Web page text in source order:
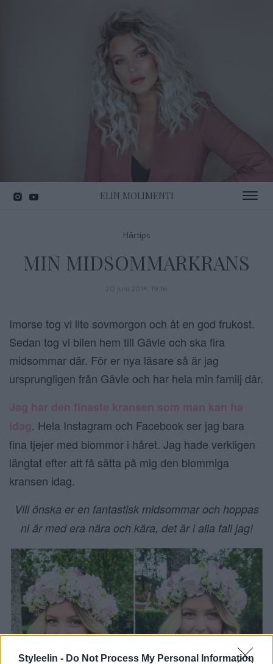
Styleelin - Do Not Process My Personal Information
ELIN MOLIMENTI Toggle
Hårtips
MIN MIDSOMMARKRANS
20 juni 2014, 19:16
Imorse tog vi lite sovmorgon och åt en god frukost.
Sedan tog vi bilen hem till Gävle och ska fira
midsommar där. För er nya läsare så är jag
ursprungligen från Gävle och har hela min familj där.
Jag har den finaste kransen som man kan ha
idag. Hela Instagram och Facebook ser jag bara
fina tjejer med blommor i håret. Jag hade verkligen
längtat efter att få sätta på mig den blommiga
kransen idag.
Vill önska er en fantastisk midsommar och hoppas
ni är med era nära och kära, det är i alla fall jag!